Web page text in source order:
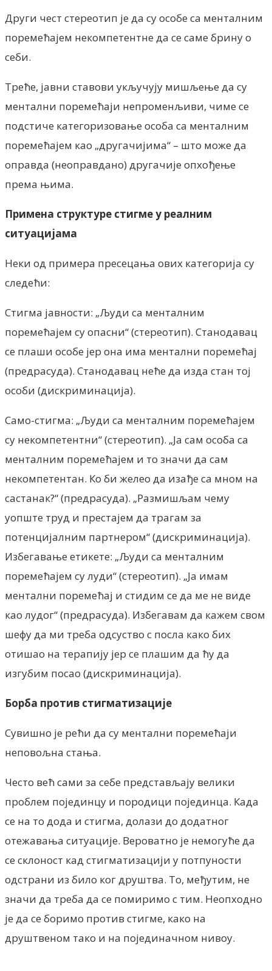
Други чест стереотип је да су особе са менталним
поремећајем некомпетентне да се саме брину о
себи.
Треће, јавни ставови укључују мишљење да су
ментални поремећаји непроменљиви, чиме се
подстиче категоризовање особа са менталним
поремећајем као „другачијима“ – што може да
оправда (неоправдано) другачије опхођење
према њима.
Примена структуре стигме у реалним
ситуацијама
Неки од примера пресецања ових категорија су
следећи:
Стигма јавности: „Људи са менталним
поремећајем су опасни“ (стереотип). Станодавац
се плаши особе јер она има ментални поремећај
(предрасуда). Станодавац неће да изда стан тој
особи (дискриминација).
Само-стигма: „Људи са менталним поремећајем
су некомпетентни“ (стереотип). „Ја сам особа са
менталним поремећајем и то значи да сам
некомпетентан. Ко би желео да изађе са мном на
састанак?“ (предрасуда). „Размишљам чему
уопште труд и престајем да трагам за
потенцијалним партнером“ (дискриминација).
Избегавање етикете: „Људи са менталним
поремећајем су луди“ (стереотип). „Ја имам
ментални поремећај и стидим се да ме не виде
као лудог“ (предрасуда). Избегавам да кажем свом
шефу да ми треба одсуство с посла како бих
отишао на терапију јер се плашим да ћу да
изгубим посао (дискриминација).
Борба против стигматизације
Сувишно је рећи да су ментални поремећаји
неповољна стања.
Често већ сами за себе представљају велики
проблем појединцу и породици појединца. Када
се на то дода и стигма, долази до додатног
отежавања ситуације. Вероватно је немогуће да
се склоност кад стигматизацији у потпуности
одстрани из било ког друштва. То, међутим, не
значи да треба да се помиримо с тим. Неопходно
је да се боримо против стигме, како на
друштвеном тако и на појединачном нивоу.